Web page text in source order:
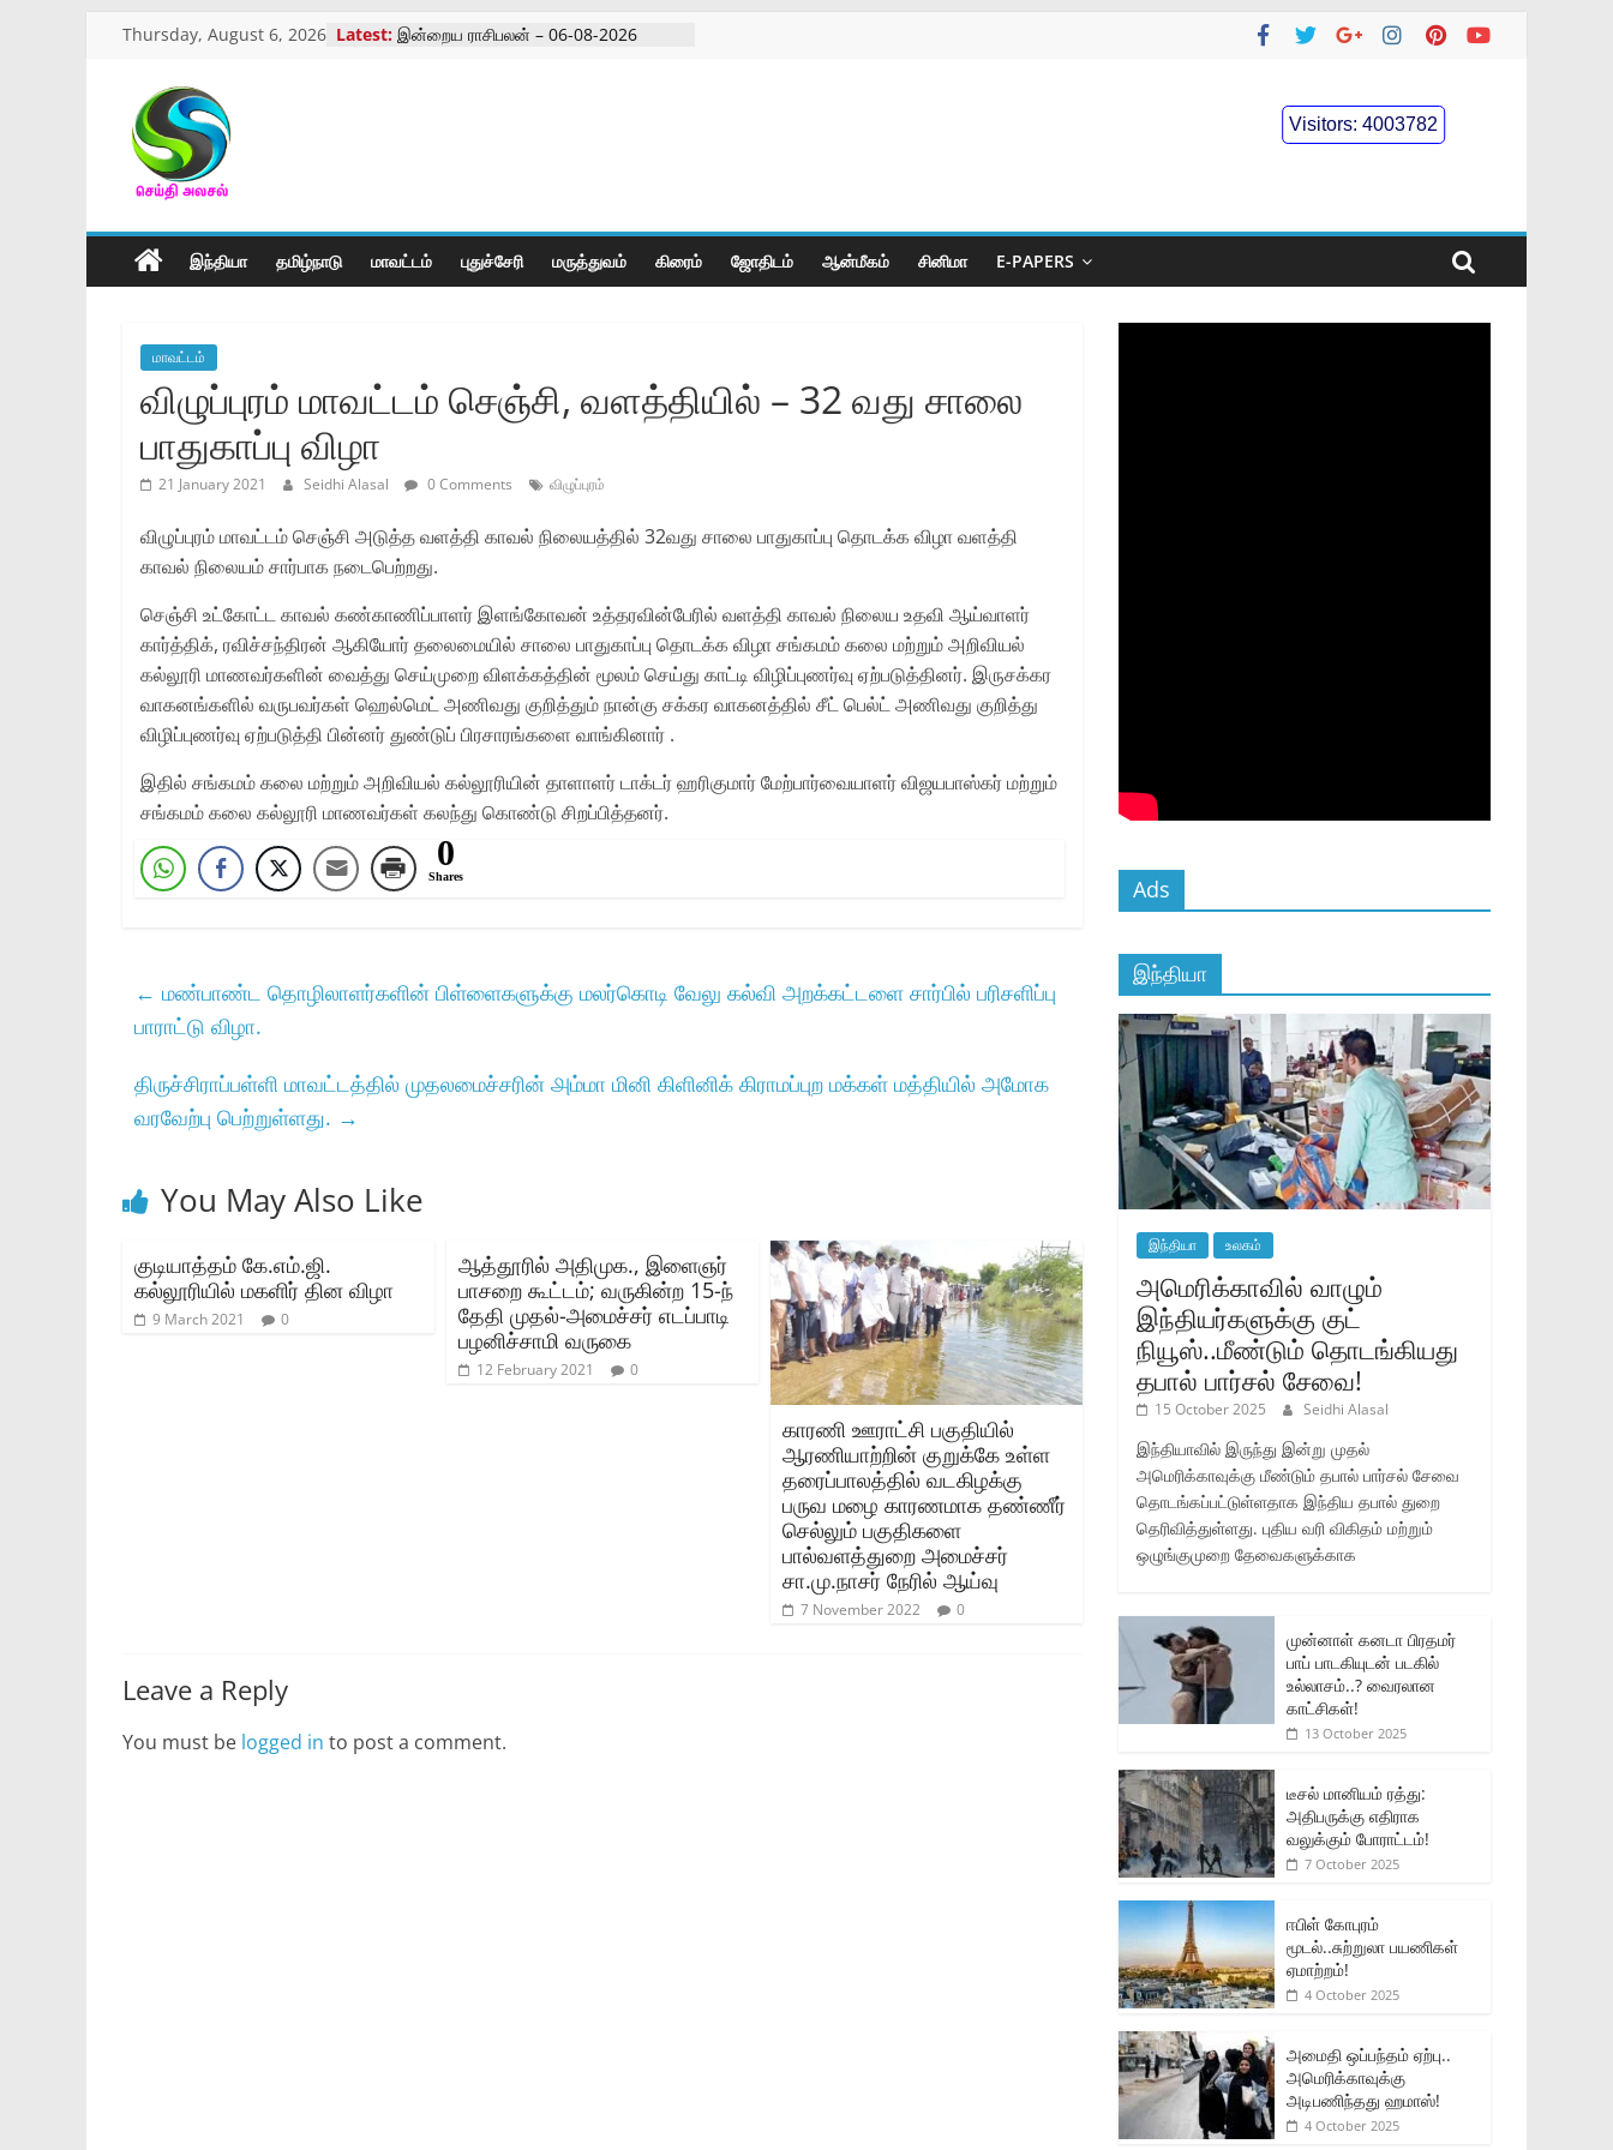
Thursday, August 6, 2026 Latest: இன்றைய ராசிபலன் – 06-08-2026
நடைபெற்ற விழா
செய்திஅலசல்
l
Seidhialasal
Tamil
Online
NewsPaper
Visitors:4003782
இந்தியா தமிழ்நாடு மாவட்டம் புதுச்சேரி மருத்துவம் கிரைம் ஜோ‌திட‌ம் ஆன்மீகம் சினிமா E-PAPERS
மாவட்டம்
விழுப்புரம் மாவட்டம் செஞ்சி, வளத்தியில் – 32 வது சாலை
பாதுகாப்பு விழா
21 January 2021 Seidhi Alasal 0 Comments விழுப்புரம்
விழுப்புரம் மாவட்டம் செஞ்சி அடுத்த வளத்தி காவல் நிலையத்தில் 32வது சாலை பாதுகாப்பு தொடக்க விழா வளத்தி
காவல் நிலையம் சார்பாக நடைபெற்றது.
செஞ்சி உட்கோட்ட காவல் கண்காணிப்பாளர் இளங்கோவன் உத்தரவின்பேரில் வளத்தி காவல் நிலைய உதவி ஆய்வாளர்
கார்த்திக், ரவிச்சந்திரன் ஆகியோர் தலைமையில் சாலை பாதுகாப்பு தொடக்க விழா சங்கமம் கலை மற்றும் அறிவியல்
கல்லூரி மாணவர்களின் வைத்து செய்முறை விளக்கத்தின் மூலம் செய்து காட்டி விழிப்புணர்வு ஏற்படுத்தினர். இருசக்கர
வாகனங்களில் வருபவர்கள் ஹெல்மெட் அணிவது குறித்தும் நான்கு சக்கர வாகனத்தில் சீட் பெல்ட் அணிவது குறித்து
விழிப்புணர்வு ஏற்படுத்தி பின்னர் துண்டுப் பிரசாரங்களை வாங்கினார் .
இதில் சங்கமம் கலை மற்றும் அறிவியல் கல்லூரியின் தாளாளர் டாக்டர் ஹரிகுமார் மேற்பார்வையாளர் விஜயபாஸ்கர் மற்றும்
சங்கமம் கலை கல்லூரி மாணவர்கள் கலந்து கொண்டு சிறப்பித்தனர்.
0
Shares
← மண்பாண்ட தொழிலாளர்களின் பிள்ளைகளுக்கு மலர்கொடி வேலு கல்வி அறக்கட்டளை சார்பில் பரிசளிப்பு
பாராட்டு விழா.
திருச்சிராப்பள்ளி மாவட்டத்தில்‌ முதலமைச்சரின்‌ ௮ம்மா மினி கிளினிக்‌ கிராமப்புற மக்கள்‌ மத்தியில்‌ அமோக
வரவேற்பு பெற்றுள்ளது. →
You May Also Like
குடியாத்தம் கே.எம்.ஜி.
கல்லூரியில் மகளிர் தின விழா
9 March 2021 0
ஆத்தூரில் அதிமுக., இளைஞர்
பாசறை கூட்டம்; வருகின்ற 15-ந்
தேதி முதல்-அமைச்சர் எடப்பாடி
பழனிச்சாமி வருகை
12 February 2021 0
காரணி ஊராட்சி பகுதியில்
ஆரணியாற்றின் குறுக்கே உள்ள
தரைப்பாலத்தில் வடகிழக்கு
பருவ மழை காரணமாக தண்ணீர்
செல்லும் பகுதிகளை
பால்வளத்துறை அமைச்சர்
சா.மு.நாசர் நேரில் ஆய்வு
7 November 2022 0
Leave a Reply
You must be logged in to post a comment.
Ads
இந்தியா
இந்தியா உலகம்
அமெரிக்காவில் வாழும்
இந்தியர்களுக்கு குட்
நியூஸ்..மீண்டும் தொடங்கியது
தபால் பார்சல் சேவை!
15 October 2025 Seidhi Alasal
இந்தியாவில் இருந்து இன்று முதல்
அமெரிக்காவுக்கு மீண்டும் தபால் பார்சல் சேவை
தொடங்கப்பட்டுள்ளதாக இந்திய தபால் துறை
தெரிவித்துள்ளது. புதிய வரி விகிதம் மற்றும்
ஒழுங்குமுறை தேவைகளுக்காக
முன்னாள் கனடா பிரதமர்
பாப் பாடகியுடன் படகில்
உல்லாசம்..? வைரலான
காட்சிகள்!
13 October 2025
டீசல் மானியம் ரத்து:
அதிபருக்கு எதிராக
வலுக்கும் போராட்டம்!
7 October 2025
ஈபிள் கோபுரம்
மூடல்..சுற்றுலா பயணிகள்
ஏமாற்றம்!
4 October 2025
அமைதி ஒப்பந்தம் ஏற்பு..
அமெரிக்காவுக்கு
அடிபணிந்தது ஹமாஸ்!
4 October 2025